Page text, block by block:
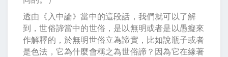
透由《入中論》當中的這段話，我們就可以了解
到，世俗諦當中的世俗，是以無明或者是以愚癡來
作解釋的，於無明世俗立為諦實，比如說瓶子或者
是色法，它為什麼會稱之為世俗諦？因為它在緣著